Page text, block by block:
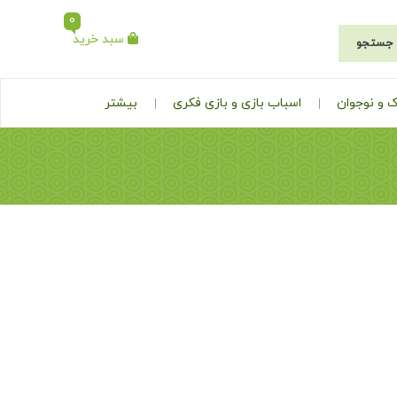
جستجو سبد خرید
0
و نوجوان اسباب بازی و بازی فکری بیشتر